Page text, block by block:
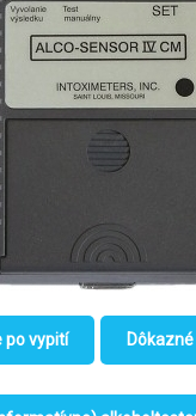
po vypití